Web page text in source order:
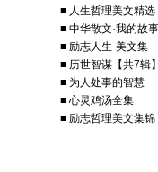
■ 人生哲理美文精
■ 中华散文·我的故事
■ 励志人生-美文集
■ 历世智谋【共7辑
■ 为人处事的智慧
■ 心灵鸡汤全集
■ 励志哲理美文集锦